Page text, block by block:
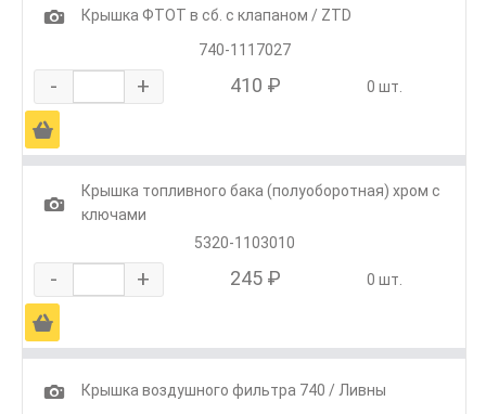
1
Крышка ФТОТ в сб. с клапаном / ZTD
740-1117027
- + 410 ₽ 0 шт.
Ä
1
Крышка топливного бака (полуоборотная) хром с
ключами
5320-1103010
- + 245 ₽ 0 шт.
Ä
1
Крышка воздушного фильтра 740 / Ливны